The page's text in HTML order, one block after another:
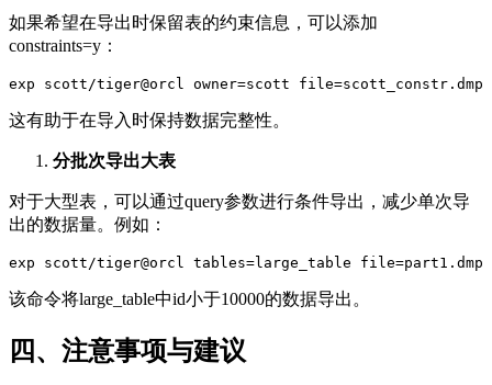
如果希望在导出时保留表的约束信息，可以添加
constraints=y：
exp scott/tiger@orcl owner=scott file=scott_constr.dmp
这有助于在导入时保持数据完整性。
分批次导出大表
对于大型表，可以通过query参数进行条件导出，减少单次导
出的数据量。例如：
exp scott/tiger@orcl tables=large_table file=part1.dmp
该命令将large_table中id小于10000的数据导出。
四、注意事项与建议